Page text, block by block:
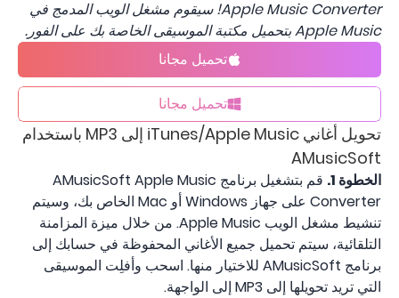
Apple Music Converter! سيقوم مشغل الويب المدمج في
Apple Music بتحميل مكتبة الموسيقى الخاصة بك على الفور.
تحميل مجانا
تحميل مجانا
تحويل أغاني iTunes/Apple Music إلى MP3 باستخدام
AMusicSoft
الخطوة 1.
قم بتشغيل برنامج AMusicSoft Apple Music
Converter على جهاز Windows أو Mac الخاص بك، وسيتم
تنشيط مشغل الويب Apple Music. من خلال ميزة المزامنة
التلقائية، سيتم تحميل جميع الأغاني المحفوظة في حسابك إلى
برنامج AMusicSoft للاختيار منها. اسحب وأفلِت الموسيقى
التي تريد تحويلها إلى MP3 إلى الواجهة.